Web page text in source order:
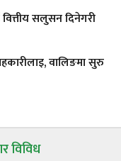
सलुसन दिनेगरी
वालिङमा सुरु
विविध